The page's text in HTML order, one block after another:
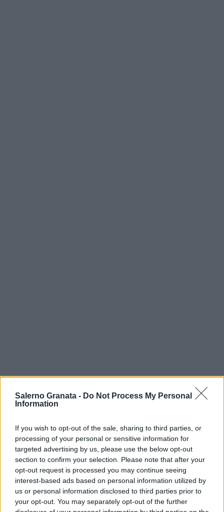
Salerno Granata - Do Not Process My Personal
Information
If you wish to opt-out of the sale, sharing to third parties, or
processing of your personal or sensitive information for
targeted advertising by us, please use the below opt-out
section to confirm your selection. Please note that after your
opt-out request is processed you may continue seeing
interest-based ads based on personal information utilized by
us or personal information disclosed to third parties prior to
your opt-out. You may separately opt-out of the further